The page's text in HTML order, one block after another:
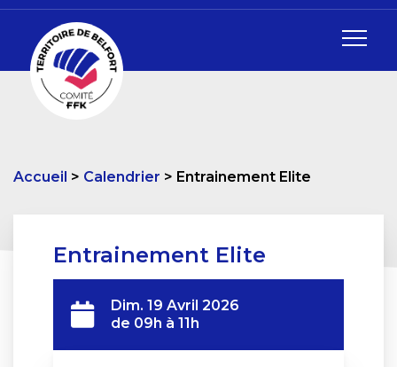
Accueil Calendrier Entrainement Elite
Entrainement Elite
Dim. 19 Avril 2026
de 09h à 11h